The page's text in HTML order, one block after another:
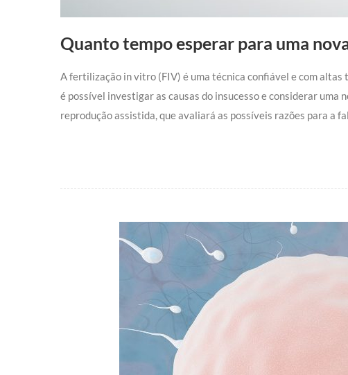
Quanto tempo esperar para uma
A fertilização in vitro (FIV) é uma técnica confiável e com altas
é possível investigar as causas do insucesso e considerar uma
reprodução assistida, que avaliará as possíveis razões para a